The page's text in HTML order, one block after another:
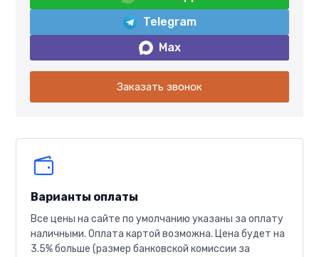
Telegram
Max
Заказать звонок
Варианты оплаты
Все цены на сайте по умолчанию указаны за оплату
наличными. Оплата картой возможна. Цена будет на
3.5% больше (размер банковской комиссии за